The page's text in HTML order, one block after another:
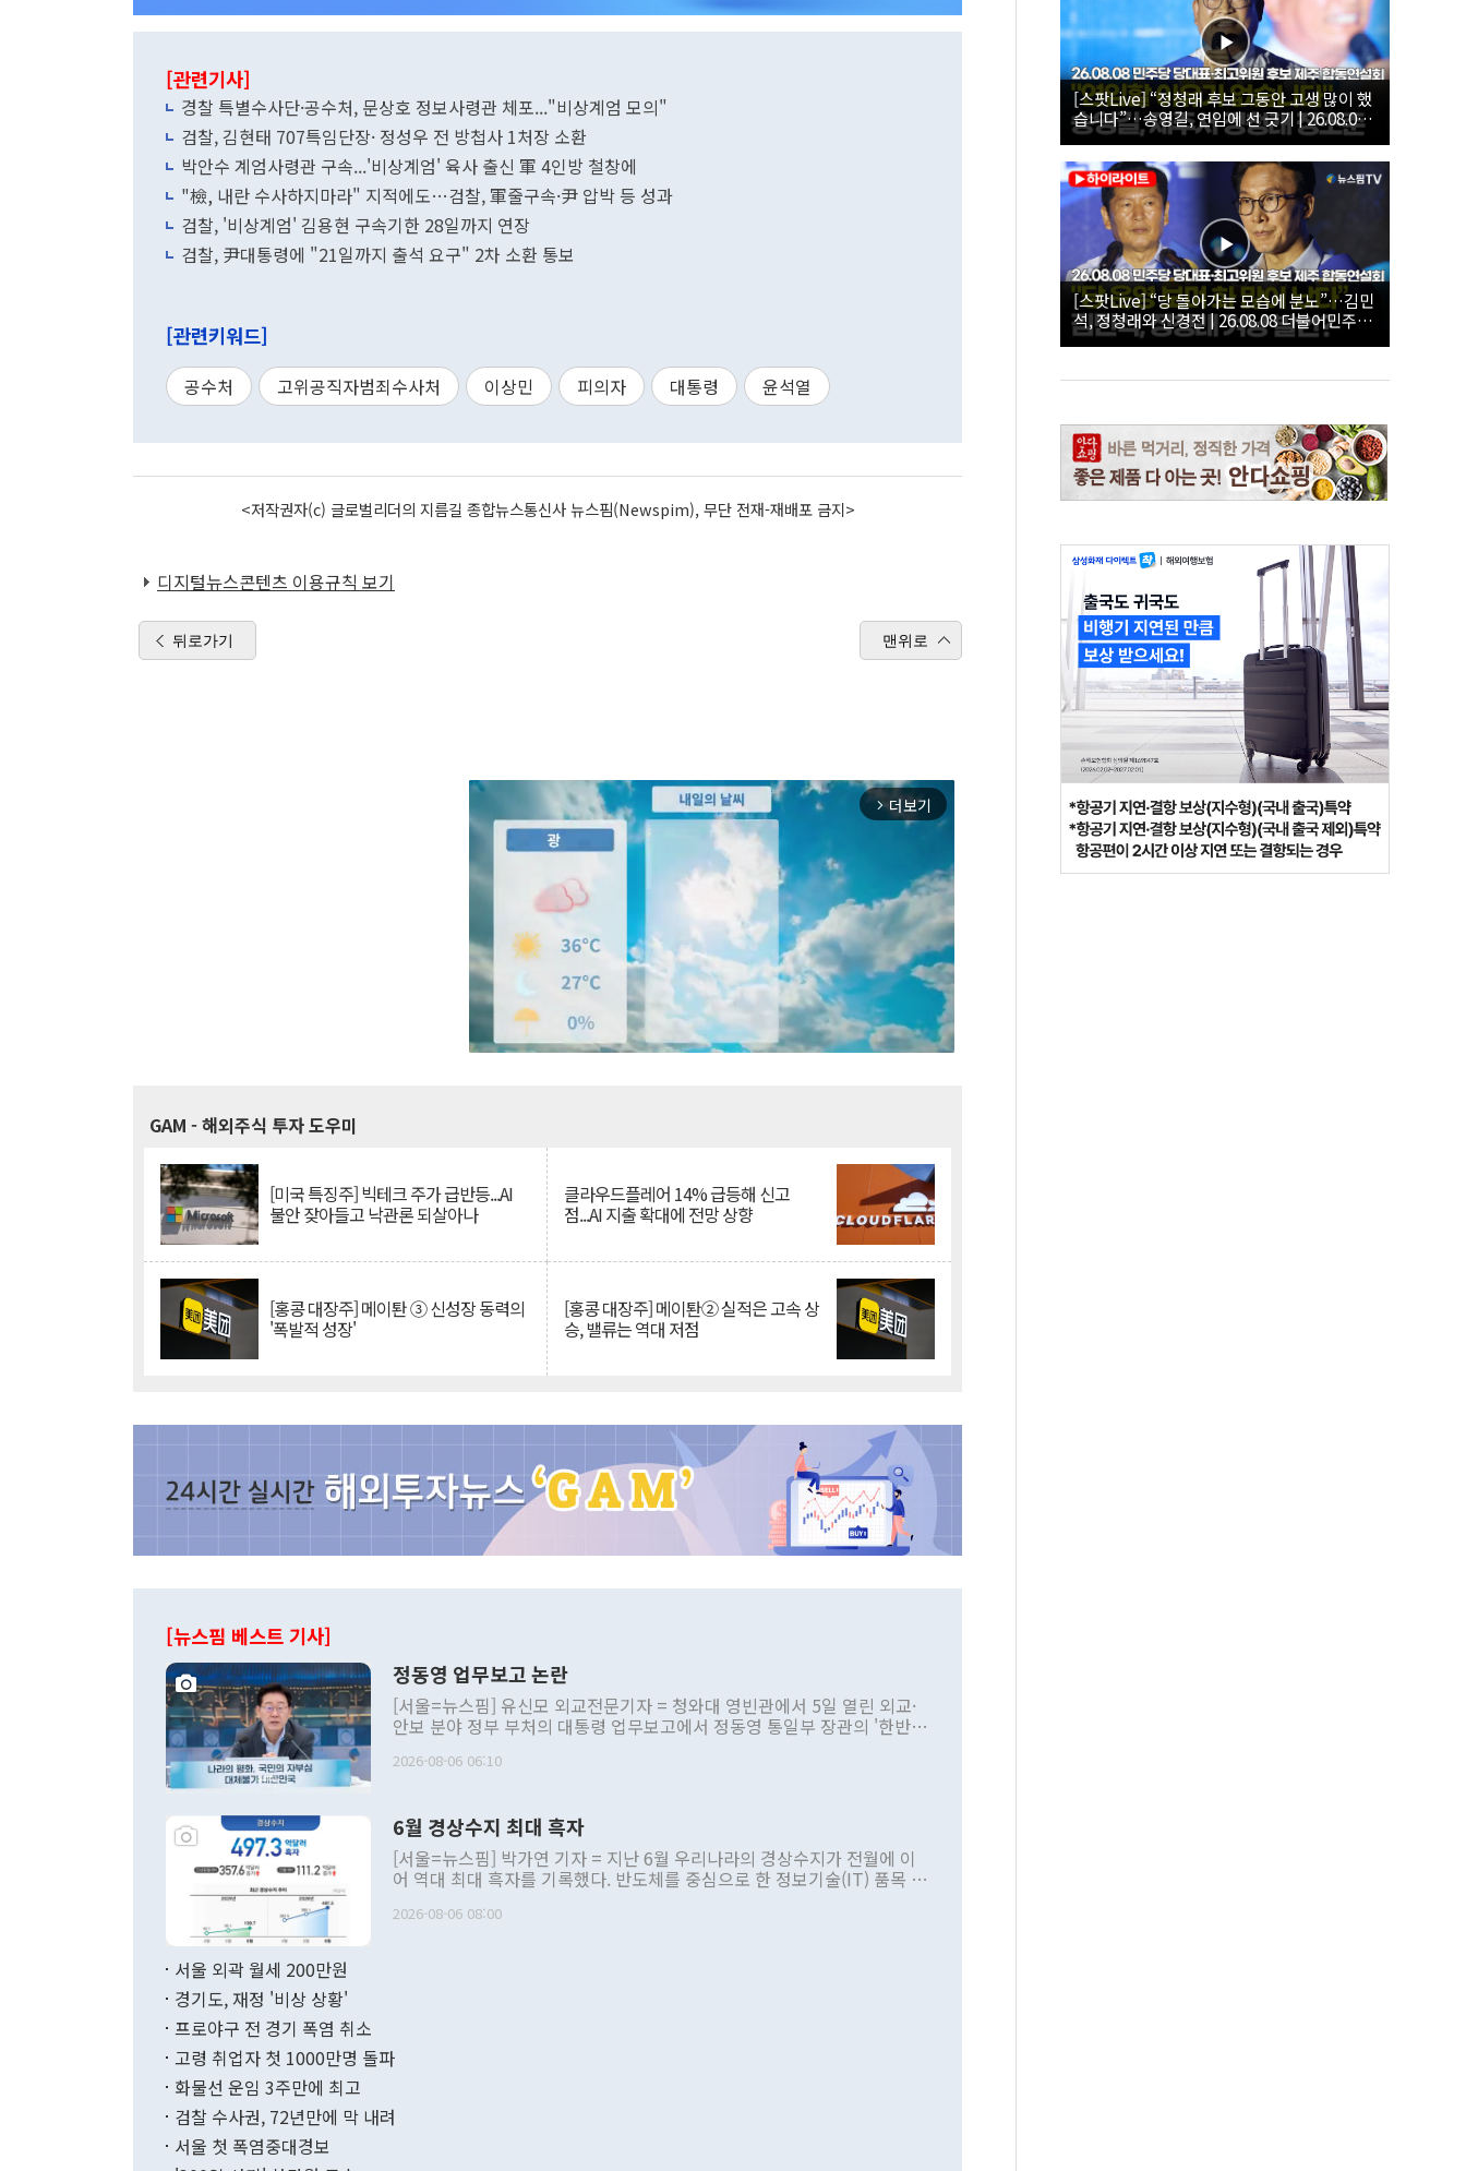
[관련기사]
경찰 특별수사단·공수처, 문상호 정보사령관 체포..."비상계엄 모의"
검찰, 김현태 707특임단장· 정성우 전 방첩사 1처장 소환
박안수 계엄사령관 구속...'비상계엄' 육사 출신 軍 4인방 철창에
"檢, 내란 수사하지마라" 지적에도…검찰, 軍줄구속·尹 압박 등 성과
검찰, '비상계엄' 김용현 구속기한 28일까지 연장
검찰, 尹대통령에 "21일까지 출석 요구" 2차 소환 통보
[관련키워드]
공수처 고위공직자범죄수사처 이상민 피의자 대통령 윤석열
<저작권자(c) 글로벌리더의 지름길 종합뉴스통신사 뉴스핌(Newspim), 무단 전재-재배포 금지>
디지털뉴스콘텐츠 이용규칙 보기
뒤로가기 맨위로
arrow_forward_ios 더보기
GAM - 해외주식 투자 도우미
[미국 특징주] 빅테크 주가 급반등...AI
불안 잦아들고 낙관론 되살아나
클라우드플레어 14% 급등해 신고
점...AI 지출 확대에 전망 상향
[홍콩 대장주] 메이퇀 ③ 신성장 동력의
'폭발적 성장'
[홍콩 대장주] 메이퇀② 실적은 고속 상
승, 밸류는 역대 저점
[뉴스핌 베스트 기사]
정동영 업무보고 논란
[서울=뉴스핌] 유신모 외교전문기자 = 청와대 영빈관에서 5일 열린 외교·
안보 분야 정부 부처의 대통령 업무보고에서 정동영 통일부 장관의 '한반도
발언 중에는 정부 내 조율을 거치지 않은 사안을 정책으로 추진하겠다고 공
주의적 희망에 근거한 비현실적 구상'이라는 비판을 내놨다. 그동안 정 장
관의 대북 정책 관련 발언이 물의를 빚은 적은 여러 번 있지만 대통령과 유
관 부처 장관이 공개적으로 부정적 입장을 표명한 것은 이례적이다. 정 장
관의 무리한 대북 접근법과 월권을 제어해야 한다는 목소리도 높아지고 있
다. [정동영 통일부 장관이 지난달 23일 오후 서울 종로구 정부서울청사에
무너졌다고도 했다. 또 "현 시점에서 흘러간 선(先)비핵화만 되뇌는 것은
함께 4자 대화의 동력을 확보하기 위해 최선을 다할 것"이라고 말했다. 하
2026-08-06 06:10
6월 경상수지 최대 흑자
[서울=뉴스핌] 박가연 기자 = 지난 6월 우리나라의 경상수지가 전월에 이
어 역대 최대 흑자를 기록했다. 반도체를 중심으로 한 정보기술(IT) 품목 수
료=한국은행] 한국은행이 6일 발표한 '2026년 6월 국제수지(잠정)'에 따르
며 월간 기준 처음으로 1000억달러를 넘어섰다. 상품수입은 644억8000만
196.9% 급증했고 컴퓨터·주변기기(SSD)는 282.7% 증가했다. IT 품목
수출은 160.4% 늘었으며 비IT 품목도 ▲석유제품(47.5%) ▲화공품
2026-08-06 08:00
서울 외곽 월세 200만원
경기도, 재정 '비상 상황'
프로야구 전 경기 폭염 취소
고령 취업자 첫 1000만명 돌파
화물선 운임 3주만에 최고
검찰 수사권, 72년만에 막 내려
서울 첫 폭염중대경보
[스팟Live] “정청래 후보 그동안 고생 많이 했
습니다”…송영길, 연임에 선 긋기 | 26.08.08
더불어민주당 당대표·최고위원 후보 제주 합
동연설회
[스팟Live] “당 돌아가는 모습에 분노”…김민
석, 정청래와 신경전 | 26.08.08 더불어민주당
당대표·최고위원 후보 제주 합동연설회